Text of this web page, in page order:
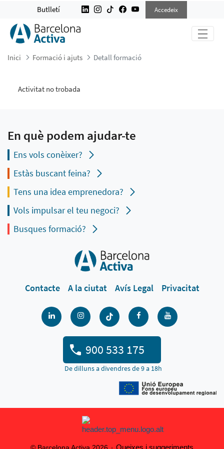
DETALL FORMACIÓ
Butlletí Accedeix
Inici Formació i ajuts Detall formació
Activitat no trobada
En què podem ajudar-te
Ens vols conèixer?
Estàs buscant feina?
Tens una idea emprenedora?
Vols impulsar el teu negoci?
Busques formació?
Contacte A la ciutat Avís Legal Privacitat
900 533 175
De dilluns a divendres de 9 a 18h